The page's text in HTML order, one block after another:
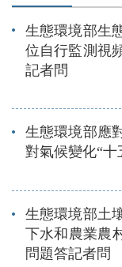
生態環境部生
位自行監測視
記者問
生態環境部應
對氣候變化“十
生態環境部土
下水和農業農
問題答記者問